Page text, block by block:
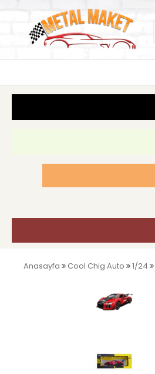
Anasayfa Cool Chig Auto 1/24